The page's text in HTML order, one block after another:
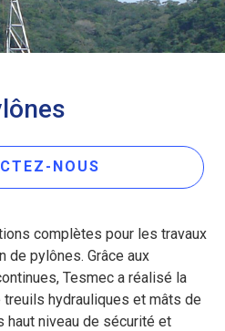
NOUS
complètes pour les travaux
de pylônes. Grâce aux
Tesmec a réalisé la
hydrauliques et mâts de
haut niveau de sécurité et